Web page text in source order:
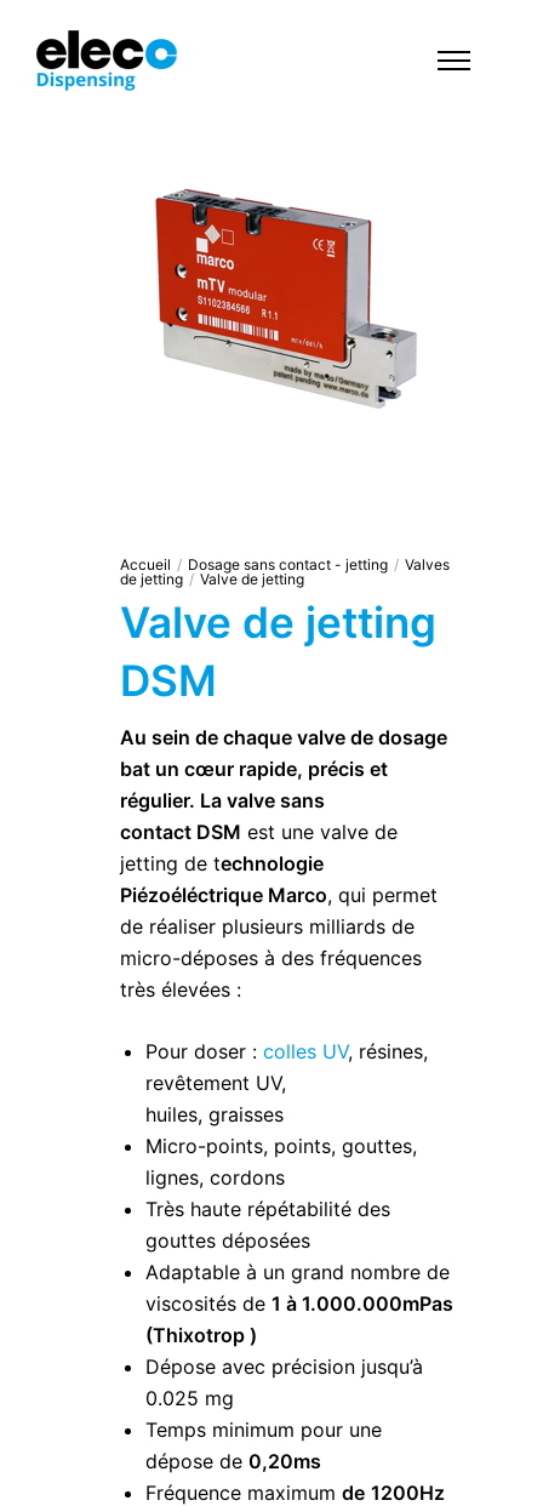
Accueil / Dosage sans contact - jetting / Valves
de jetting / Valve de jetting
Valve de jetting
DSM
Au sein de chaque valve de dosage
bat un cœur rapide, précis et
régulier. La valve sans
contact DSM est une valve de
jetting de technologie
Piézoéléctrique Marco, qui permet
de réaliser plusieurs milliards de
micro-déposes à des fréquences
très élevées :
Pour doser : colles UV, résines,
revêtement UV,
huiles, graisses
Micro-points, points, gouttes,
lignes, cordons
Très haute répétabilité des
gouttes déposées
Adaptable à un grand nombre de
viscosités de 1 à 1.000.000mPas
(Thixotrop )
Dépose avec précision jusqu’à
0.025 mg
Temps minimum pour une
dépose de 0,20ms
Fréquence maximum de 1200Hz